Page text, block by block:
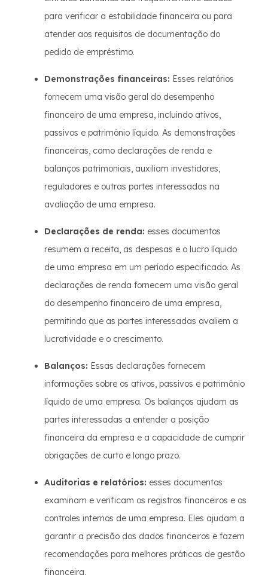
para verificar a estabilidade financeira ou para
atender aos requisitos de documentação do
pedido de empréstimo.
Demonstrações financeiras: Esses relatórios
fornecem uma visão geral do desempenho
financeiro de uma empresa, incluindo ativos,
passivos e patrimônio líquido. As demonstrações
financeiras, como declarações de renda e
balanços patrimoniais, auxiliam investidores,
reguladores e outras partes interessadas na
avaliação de uma empresa.
Declarações de renda: esses documentos
resumem a receita, as despesas e o lucro líquido
de uma empresa em um período especificado. As
declarações de renda fornecem uma visão geral
do desempenho financeiro de uma empresa,
permitindo que as partes interessadas avaliem a
lucratividade e o crescimento.
Balanços: Essas declarações fornecem
informações sobre os ativos, passivos e patrimônio
líquido de uma empresa. Os balanços ajudam as
partes interessadas a entender a posição
financeira da empresa e a capacidade de cumprir
obrigações de curto e longo prazo.
Auditorias e relatórios: esses documentos
examinam e verificam os registros financeiros e os
controles internos de uma empresa. Eles ajudam a
garantir a precisão dos dados financeiros e fazem
recomendações para melhores práticas de gestão
financeira.